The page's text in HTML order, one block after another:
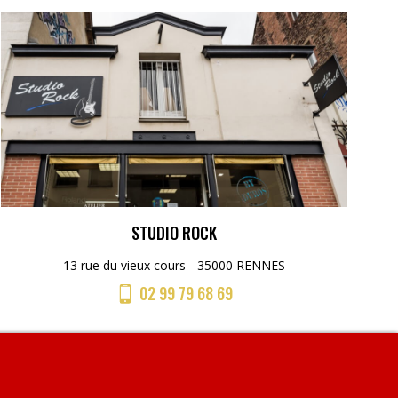
STUDIO ROCK
13 rue du vieux cours - 35000 RENNES
02 99 79 68 69